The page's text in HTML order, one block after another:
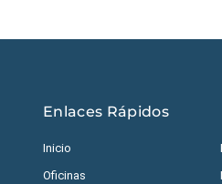
Enlaces Rápidos
Inicio
Oficinas